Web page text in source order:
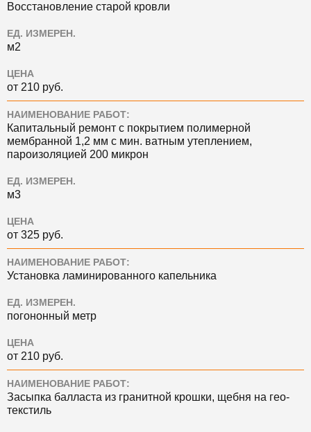
Восстановление старой кровли
ЕД. ИЗМЕРЕН.
м2
ЦЕНА
от 210 руб.
НАИМЕНОВАНИЕ РАБОТ:
Капитальный ремонт с покрытием полимерной
мембранной 1,2 мм с мин. ватным утеплением,
пароизоляцией 200 микрон
ЕД. ИЗМЕРЕН.
м3
ЦЕНА
от 325 руб.
НАИМЕНОВАНИЕ РАБОТ:
Установка ламинированного капельника
ЕД. ИЗМЕРЕН.
погононный метр
ЦЕНА
от 210 руб.
НАИМЕНОВАНИЕ РАБОТ:
Засыпка балласта из гранитной крошки, щебня на гео-
текстиль